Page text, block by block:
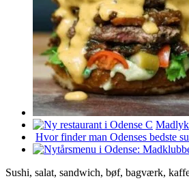
Hvor finder man Odenses bedste
Sushi, salat, sandwich, bøf, bagværk,